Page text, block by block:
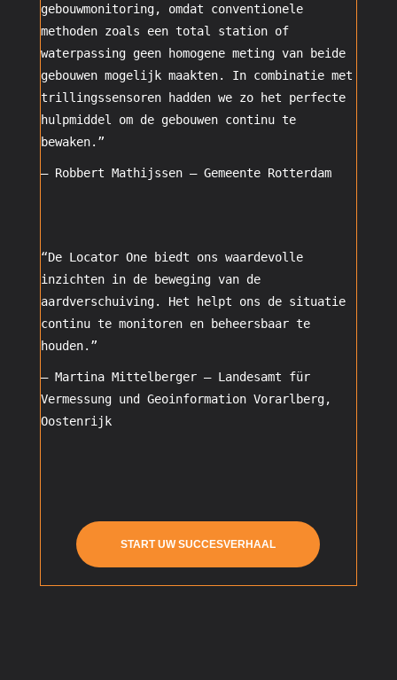
gebouwmonitoring, omdat conventionele
methoden zoals een total station of
waterpassing geen homogene meting van beide
gebouwen mogelijk maakten. In combinatie met
trillingssensoren hadden we zo het perfecte
hulpmiddel om de gebouwen continu te
bewaken.”
– Robbert Mathijssen –GemeenteRotterdam
“De Locator One biedt ons waardevolle
inzichten in de beweging van de
aardverschuiving. Het helpt ons de situatie
continu te monitoren en beheersbaar te
houden.”
– Martina Mittelberger – Landesamt für
Vermessung und Geoinformation Vorarlberg,
Oostenrijk
START UW SUCCESVERHAAL